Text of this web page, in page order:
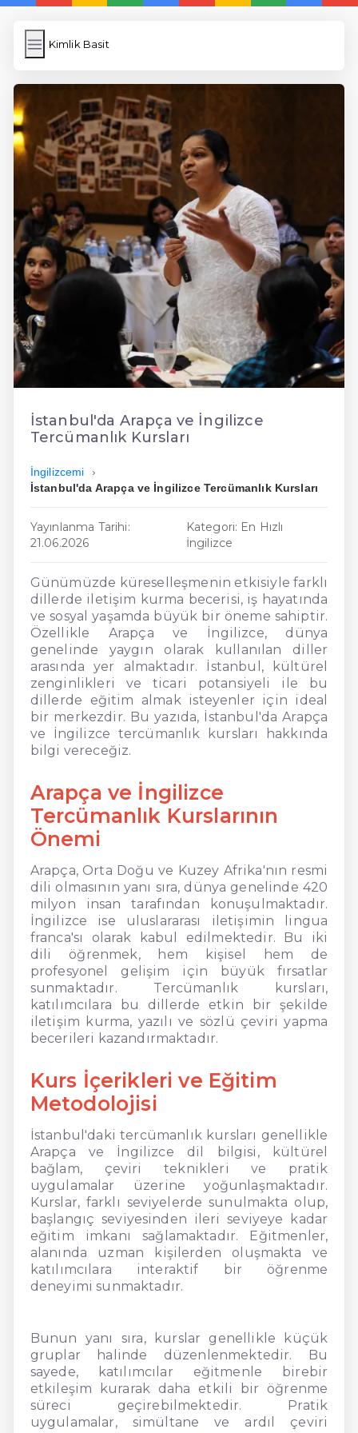
Kimlik Basit
Kimlik Basit
Link Kısaltma
WP Cache
Anasayfa
5 Günde İngilizce
İngilizce
Dil Eğitimi
En Hızlı İngilizce
En Kolay İngilizce
En Ucuz İngilizce
En Uygun İngilizce
İstanbul'da Arapça ve İngilizce
Tercümanlık Kursları
İngilizcemi
İstanbul'da Arapça ve İngilizce Tercümanlık Kursları
Yayınlanma Tarihi:
21.06.2026
Kategori: En Hızlı
İngilizce
Günümüzde küreselleşmenin etkisiyle farklı
dillerde iletişim kurma becerisi, iş hayatında
ve sosyal yaşamda büyük bir öneme sahiptir.
Özellikle Arapça ve İngilizce, dünya
genelinde yaygın olarak kullanılan diller
arasında yer almaktadır. İstanbul, kültürel
zenginlikleri ve ticari potansiyeli ile bu
dillerde eğitim almak isteyenler için ideal
bir merkezdir. Bu yazıda, İstanbul'da Arapça
ve İngilizce tercümanlık kursları hakkında
bilgi vereceğiz.
Arapça ve İngilizce
Tercümanlık Kurslarının
Önemi
Arapça, Orta Doğu ve Kuzey Afrika'nın resmi
dili olmasının yanı sıra, dünya genelinde 420
milyon insan tarafından konuşulmaktadır.
İngilizce ise uluslararası iletişimin lingua
franca'sı olarak kabul edilmektedir. Bu iki
dili öğrenmek, hem kişisel hem de
profesyonel gelişim için büyük fırsatlar
sunmaktadır. Tercümanlık kursları,
katılımcılara bu dillerde etkin bir şekilde
iletişim kurma, yazılı ve sözlü çeviri yapma
becerileri kazandırmaktadır.
Kurs İçerikleri ve Eğitim
Metodolojisi
İstanbul'daki tercümanlık kursları genellikle
Arapça ve İngilizce dil bilgisi, kültürel
bağlam, çeviri teknikleri ve pratik
uygulamalar üzerine yoğunlaşmaktadır.
Kurslar, farklı seviyelerde sunulmakta olup,
başlangıç seviyesinden ileri seviyeye kadar
eğitim imkanı sağlamaktadır. Eğitmenler,
alanında uzman kişilerden oluşmakta ve
katılımcılara interaktif bir öğrenme
deneyimi sunmaktadır.
Bunun yanı sıra, kurslar genellikle küçük
gruplar halinde düzenlenmektedir. Bu
sayede, katılımcılar eğitmenle birebir
etkileşim kurarak daha etkili bir öğrenme
süreci geçirebilmektedir. Pratik
uygulamalar, simültane ve ardıl çeviri